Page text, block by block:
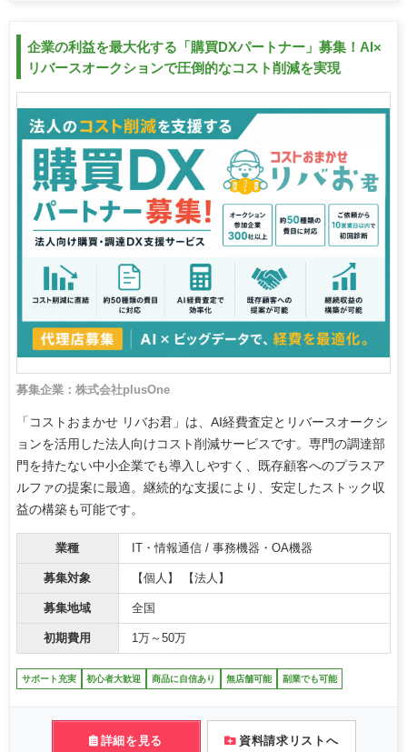
企業の利益を最大化する「購買DXパートナー」募集！AI×
リバースオークションで圧倒的なコスト削減を実現
募集企業：株式会社plusOne
「コストおまかせ リバお君」は、AI経費査定とリバースオークシ
ョンを活用した法人向けコスト削減サービスです。専門の調達部
門を持たない中小企業でも導入しやすく、既存顧客へのプラスア
ルファの提案に最適。継続的な支援により、安定したストック収
益の構築も可能です。
業種 IT・情報通信 / 事務機器・OA機器
募集対象 【個人】 【法人】
募集地域 全国
初期費用 1万～50万
サポート充実 初心者大歓迎 商品に自信あり 無店舗可能 副業でも可能
詳細を見る 資料請求リストへ